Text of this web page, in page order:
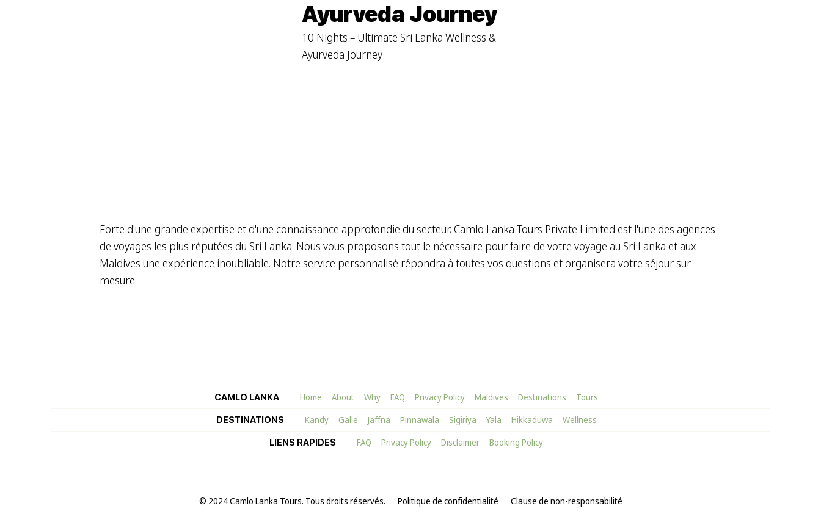
Ayurveda Journey
10 Nights – Ultimate Sri Lanka Wellness &
Ayurveda Journey
© 2024 Camlo Lanka Tours. Tous droits réservés. Politique de confidentialité Clause de non-responsabilité
Forte d'une grande expertise et d'une connaissance approfondie du secteur, Camlo Lanka Tours Private Limited est l'une des agences
de voyages les plus réputées du Sri Lanka. Nous vous proposons tout le nécessaire pour faire de votre voyage au Sri Lanka et aux
Maldives une expérience inoubliable. Notre service personnalisé répondra à toutes vos questions et organisera votre séjour sur
mesure.
CAMLO LANKA Home About Why FAQ Privacy Policy Maldives Destinations Tours
DESTINATIONS Kandy Galle Jaffna Pinnawala Sigiriya Yala Hikkaduwa Wellness
LIENS RAPIDES FAQ Privacy Policy Disclaimer Booking Policy